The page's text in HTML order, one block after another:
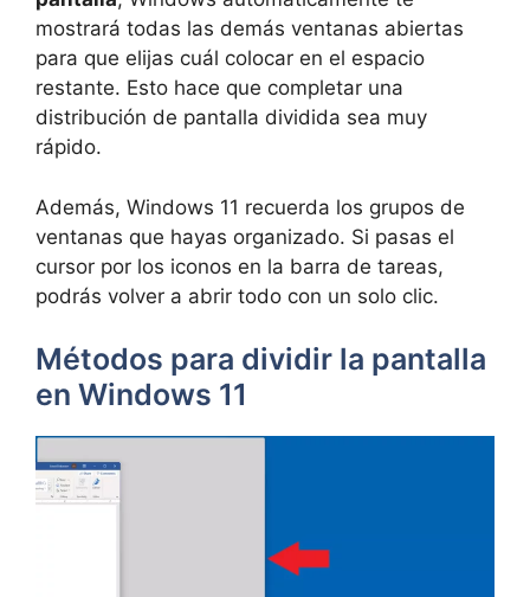
mostrará todas las demás ventanas abiertas
para que elijas cuál colocar en el espacio
restante. Esto hace que completar una
distribución de pantalla dividida sea muy
rápido.
Además, Windows 11 recuerda los grupos de
ventanas que hayas organizado. Si pasas el
cursor por los iconos en la barra de tareas,
podrás volver a abrir todo con un solo clic.
Métodos para dividir la pantalla
en Windows 11